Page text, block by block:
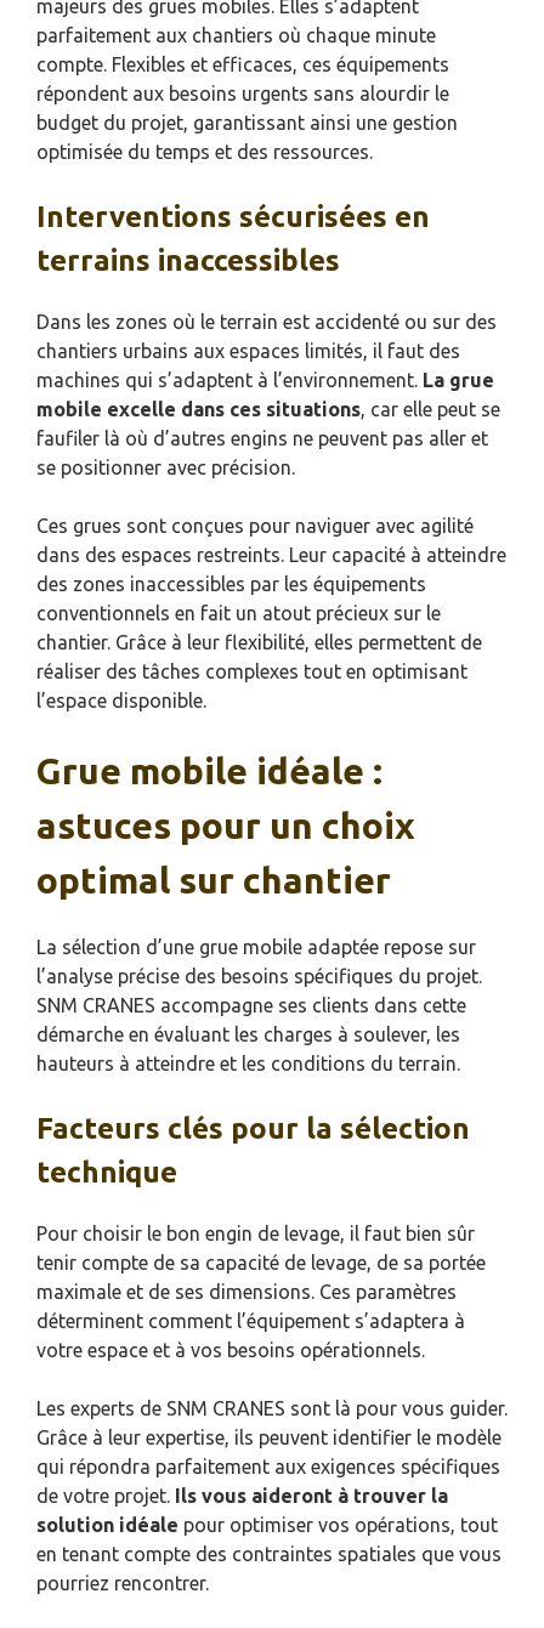
majeurs des grues mobiles. Elles s’adaptent
parfaitement aux chantiers où chaque minute
compte. Flexibles et efficaces, ces équipements
répondent aux besoins urgents sans alourdir le
budget du projet, garantissant ainsi une gestion
optimisée du temps et des ressources.
Interventions sécurisées en
terrains inaccessibles
Dans les zones où le terrain est accidenté ou sur des
chantiers urbains aux espaces limités, il faut des
machines qui s’adaptent à l’environnement. La grue
mobile excelle dans ces situations, car elle peut se
faufiler là où d’autres engins ne peuvent pas aller et
se positionner avec précision.
Ces grues sont conçues pour naviguer avec agilité
dans des espaces restreints. Leur capacité à atteindre
des zones inaccessibles par les équipements
conventionnels en fait un atout précieux sur le
chantier. Grâce à leur flexibilité, elles permettent de
réaliser des tâches complexes tout en optimisant
l’espace disponible.
Grue mobile idéale :
astuces pour un choix
optimal sur chantier
La sélection d’une grue mobile adaptée repose sur
l’analyse précise des besoins spécifiques du projet.
SNM CRANES accompagne ses clients dans cette
démarche en évaluant les charges à soulever, les
hauteurs à atteindre et les conditions du terrain.
Facteurs clés pour la sélection
technique
Pour choisir le bon engin de levage, il faut bien sûr
tenir compte de sa capacité de levage, de sa portée
maximale et de ses dimensions. Ces paramètres
déterminent comment l’équipement s’adaptera à
votre espace et à vos besoins opérationnels.
Les experts de SNM CRANES sont là pour vous guider.
Grâce à leur expertise, ils peuvent identifier le modèle
qui répondra parfaitement aux exigences spécifiques
de votre projet. Ils vous aideront à trouver la
solution idéale pour optimiser vos opérations, tout
en tenant compte des contraintes spatiales que vous
pourriez rencontrer.